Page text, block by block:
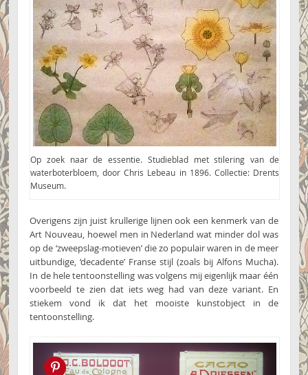
Op zoek naar de essentie. Studieblad met stilering van de
waterboterbloem, door Chris Lebeau in 1896. Collectie: Drents
Museum.
Overigens zijn juist krullerige lijnen ook een kenmerk van de
Art Nouveau, hoewel men in Nederland wat minder dol was
op de ‘zweepslag-motieven’ die zo populair waren in de meer
uitbundige, ‘decadente’ Franse stijl (zoals bij Alfons Mucha).
In de hele tentoonstelling was volgens mij eigenlijk maar één
voorbeeld te zien dat iets weg had van deze variant. En
stiekem vond ik dat het mooiste kunstobject in de
tentoonstelling.
Pin this!